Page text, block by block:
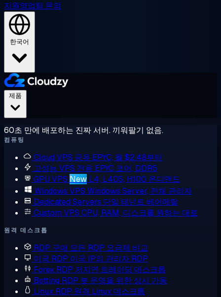
지원영업팀 문의
한국어
60초 만에 배포하는 진짜 서버. 끼워팔기 없음.
컴퓨팅
Cloud VPS 공유 EPYC, 월 $2.48부터
고성능 VPS 전용 EPYC 코어, DDR5
GPU VPS New L4, L40S, H100 온디맨드
Windows VPS Windows Server, 전체 관리자
Dedicated Servers 단일 테넌트 베어메탈
Custom VPS CPU, RAM, 디스크를 원하는 대로
원격 데스크톱
RDP 구매 모든 RDP 요금제 비교
미국 RDP 미국 IP의 관리자 RDP
Forex RDP 저지연 트레이딩 데스크톱
Botting RDP 봇 운영을 위한 상시 가동
Linux RDP 원격 Linux 데스크톱